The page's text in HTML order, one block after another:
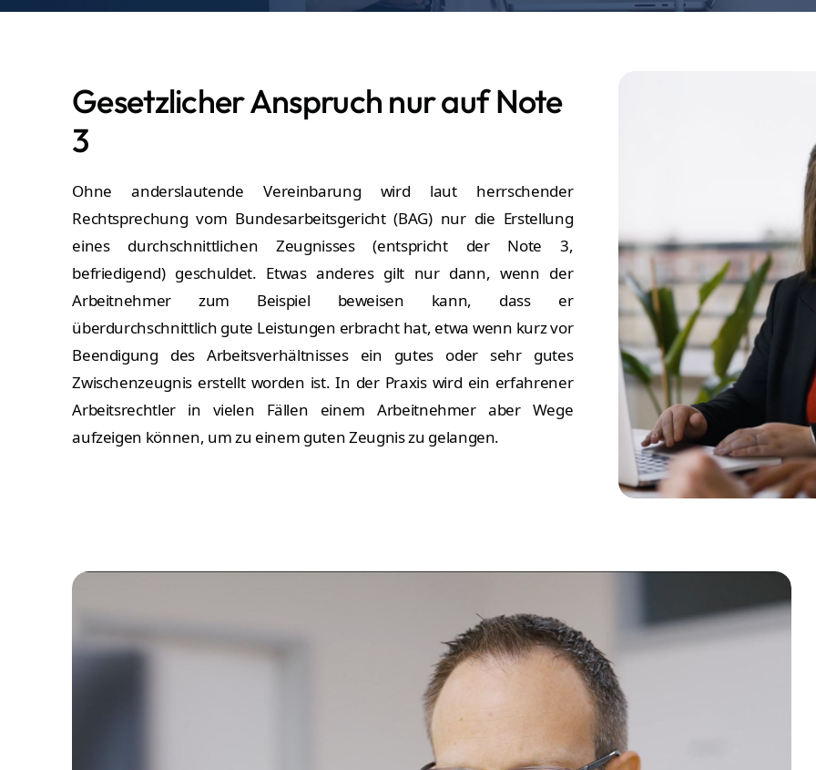
Gesetzlicher Anspruch nur auf Note
3
Ohne anderslautende Vereinbarung wird laut herrschender
Rechtsprechung vom Bundesarbeitsgericht (BAG) nur die Erstellung
eines durchschnittlichen Zeugnisses (entspricht der Note 3,
befriedigend) geschuldet. Etwas anderes gilt nur dann, wenn der
Arbeitnehmer zum Beispiel beweisen kann, dass er
überdurchschnittlich gute Leistungen erbracht hat, etwa wenn kurz vor
Beendigung des Arbeitsverhältnisses ein gutes oder sehr gutes
Zwischenzeugnis erstellt worden ist. In der Praxis wird ein erfahrener
Arbeitsrechtler in vielen Fällen einem Arbeitnehmer aber Wege
aufzeigen können, um zu einem guten Zeugnis zu gelangen.